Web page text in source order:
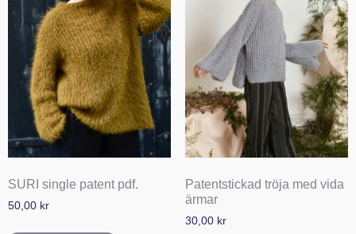
SURI single patent pdf.
50,00 kr
Patentstickad tröja med vida
ärmar
30,00 kr